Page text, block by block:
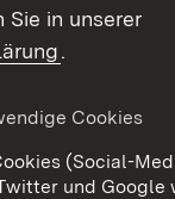
Cookies
Sie in unserer
.
Cookies
(Social-
und Google